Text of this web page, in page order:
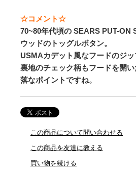
☆コメント☆
70~80年代頃の SEARS PUT-ON
ウッドのトッグルボタン。
USMAカデット風なフードのジ
裏地のチェック柄もフードを開
落なポイントですね。
この商品について問い合わせる
この商品を友達に教える
買い物を続ける